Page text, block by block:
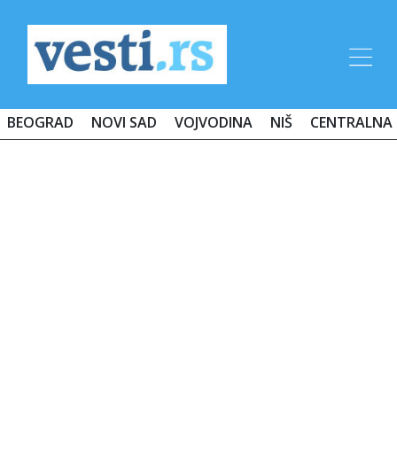
BEOGRAD NOVI SAD VOJVODINA NIŠ CENTRALNA